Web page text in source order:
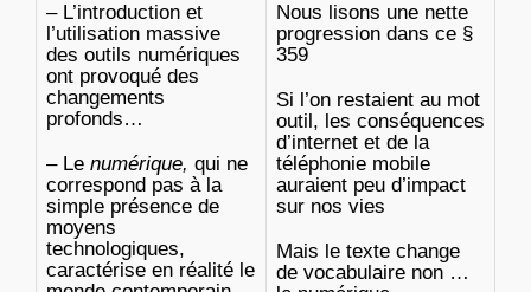
– L’introduction et
l’utilisation massive
des outils numériques
ont provoqué des
changements
profonds…
– Le numérique, qui ne
correspond pas à la
simple présence de
moyens
technologiques,
caractérise en réalité le
Nous lisons une nette
progression dans ce §
359
Si l’on restaient au mot
outil, les conséquences
d’internet et de la
téléphonie mobile
auraient peu d’impact
sur nos vies
Mais le texte change
de vocabulaire non …